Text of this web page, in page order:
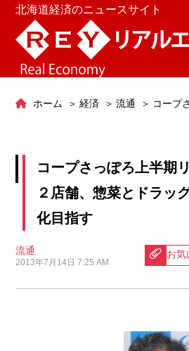
北海道経済のニュースサイト
ホーム 経済 流通 コープ
コープさっぽろ上半期
２店舗、惣菜とドラッ
化目指す
流通
2013年7月14日 7:25 AM
お気